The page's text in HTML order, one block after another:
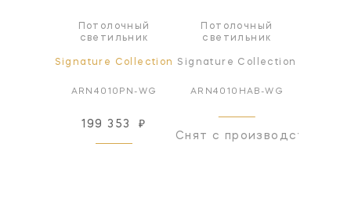
Потолочный
светильник
Signature Collection
ARN4010PN-WG
199 353 ₽
Потолочный
светильник
Signature Collection
ARN4010HAB-WG
Снят с производства